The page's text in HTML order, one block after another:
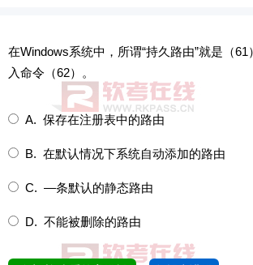
在Windows系统中，所谓“持久路由”就是（
入命令（62）。
A. 保存在注册表中的路由
B. 在默认情况下系统自动添加的路由
C. —条默认的静态路由
D. 不能被删除的路由